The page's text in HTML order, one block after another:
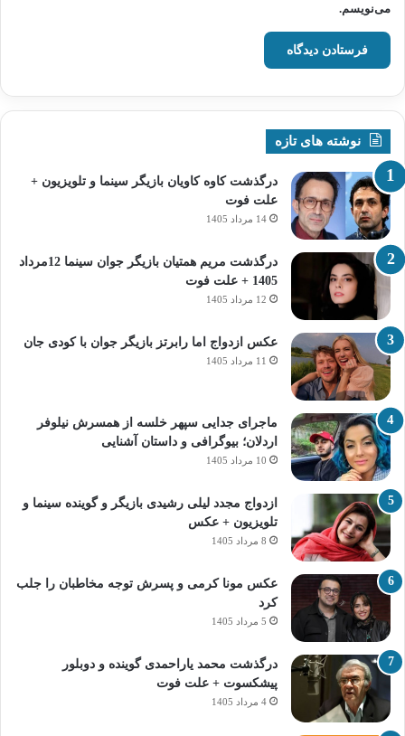
می‌نویسم.
نوشته های تازه
درگذشت کاوه کاویان بازیگر سینما و تلویزیون +
علت فوت
14 مرداد 1405
درگذشت مریم همتیان بازیگر جوان سینما 12مرداد
1405 + علت فوت
12 مرداد 1405
عکس ازدواج اما رابرتز بازیگر جوان با کودی جان
11 مرداد 1405
ماجرای جدایی سپهر خلسه از همسرش نیلوفر
اردلان؛ بیوگرافی و داستان آشنایی
10 مرداد 1405
ازدواج مجدد لیلی رشیدی بازیگر و گوینده سینما و
تلویزیون + عکس
8 مرداد 1405
عکس مونا کرمی و پسرش توجه مخاطبان را جلب
کرد
5 مرداد 1405
درگذشت محمد یاراحمدی گوینده و دوبلور
پیشکسوت + علت فوت
4 مرداد 1405